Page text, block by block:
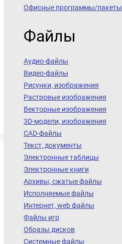
Офисные программы/пакеты
Файлы
Аудио-файлы
Видео-файлы
Рисунки, изображения
Растровые изображения
Векторные изображения
3D-модели, изображения
CAD-файлы
Текст, документы
Электронные таблицы
Электронные книги
Архивы, сжатые файлы
Исполняемые файлы
Интернет, web файлы
Файлы игр
Образы дисков
Системные файлы